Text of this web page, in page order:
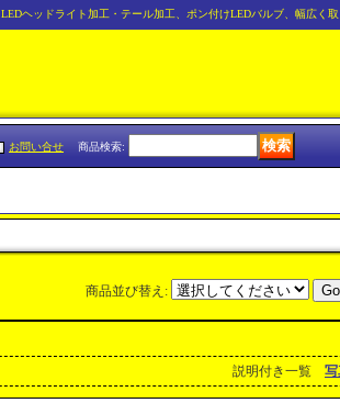
LEDヘッドライト加工・テール加工、ポン付けLEDバルブ、幅広く取
お問い合せ 商品検索:
商品並び替え :
説明付き一覧